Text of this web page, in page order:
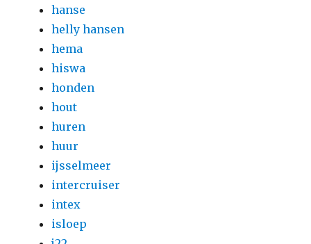
hanse
helly hansen
hema
hiswa
honden
hout
huren
huur
ijsselmeer
intercruiser
intex
isloep